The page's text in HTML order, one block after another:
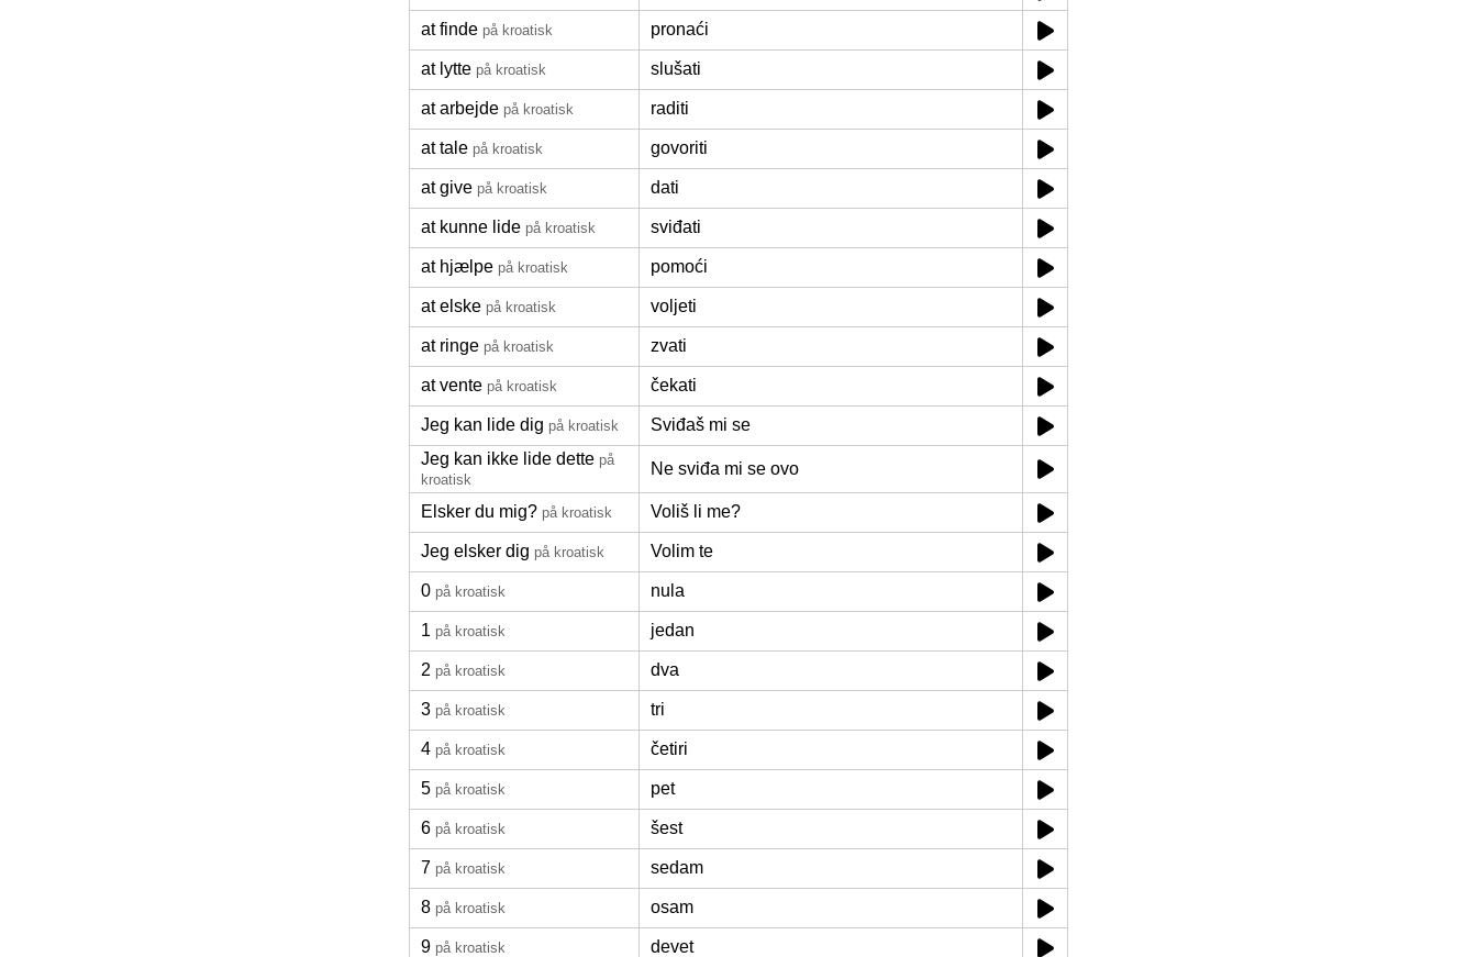
at finde på kroatisk pronaći
at lytte på kroatisk slušati
at arbejde på kroatisk raditi
at tale på kroatisk govoriti
at give på kroatisk dati
at kunne lide på kroatisk sviđati
at hjælpe på kroatisk pomoći
at elske på kroatisk voljeti
at ringe på kroatisk zvati
at vente på kroatisk čekati
Jeg kan lide dig på kroatisk
Sviđaš mi se
Jeg kan ikke lide dette på
kroatisk
Ne sviđa mi se ovo
Elsker du mig? på kroatisk Voliš li me?
Jeg elsker dig på kroatisk Volim te
0 på kroatisk nula
1 på kroatisk jedan
2 på kroatisk dva
3 på kroatisk tri
4 på kroatisk četiri
5 på kroatisk pet
6 på kroatisk šest
7 på kroatisk sedam
8 på kroatisk osam
9 på kroatisk devet